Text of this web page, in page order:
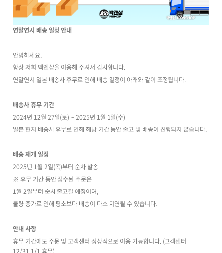
연말연시 배송 일정 안내
안녕하세요.
항상 저희 백엔샵을 이용해 주셔서 감사합니다.
연말연시 일본 배송사 휴무로 인해 배송 일정이 아래와 같이 조정됩니다.
배송사 휴무 기간
2024년 12월 27일(토) ~ 2025년 1월 1일(수)
일본 현지 배송사 휴무로 인해 해당 기간 동안 출고 및 배송이 진행되지 않습니다.
배송 재개 일정
2025년 1월 2일(목)부터 순차 발송
※ 휴무 기간 동안 접수된 주문은
1월 2일부터 순차 출고될 예정이며,
물량 증가로 인해 평소보다 배송이 다소 지연될 수 있습니다.
안내 사항
휴무 기간에도 주문 및 고객센터 정상적으로 이용 가능합니다. (고객센터
12/31,1/1 휴무)